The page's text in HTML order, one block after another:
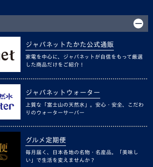
ジャパネットたかた公式通販
家電を中心に、ジャパネットが自信をもって厳選
した商品だけをご紹介！
ジャパネットウォーター
上質な「富士山の天然水」。安心・安全、こだわ
りのウォーターサーバー
グルメ定期便
毎月届く、日本各地の名物・名産品。「美味し
い」で生活を変えませんか？